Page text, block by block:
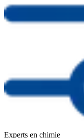
Experts en chimie